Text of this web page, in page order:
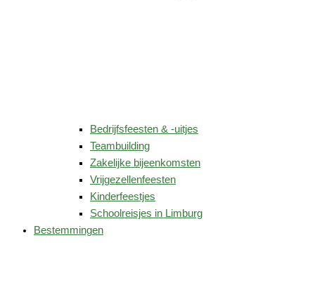
Bedrijfsfeesten & -uitjes
Teambuilding
Zakelijke bijeenkomsten
Vrijgezellenfeesten
Kinderfeestjes
Schoolreisjes in Limburg
Bestemmingen